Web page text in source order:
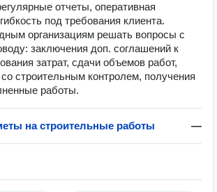
отчеты, оперативная
под требования клиента.
организациям решать вопросы с
заключения доп. соглашений к
затрат, сдачи объемов работ,
строительным контролем, получения
работы.
на строительные работы —